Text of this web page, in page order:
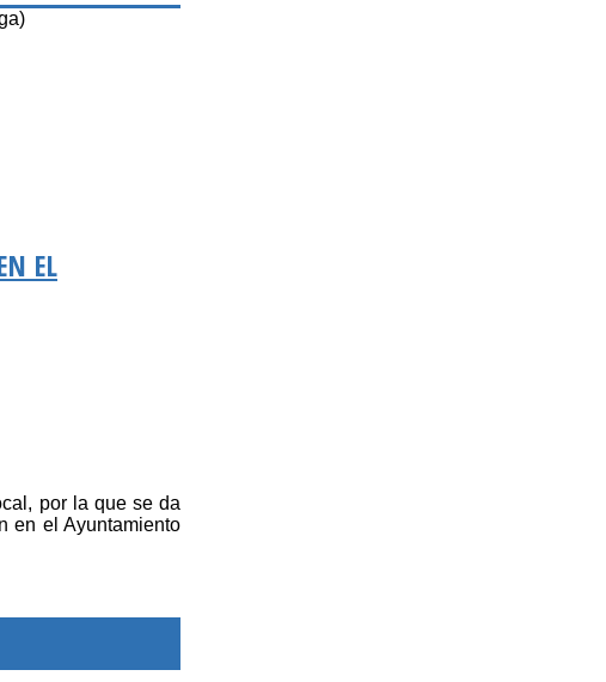
EL
por la que se da
en el Ayuntamiento